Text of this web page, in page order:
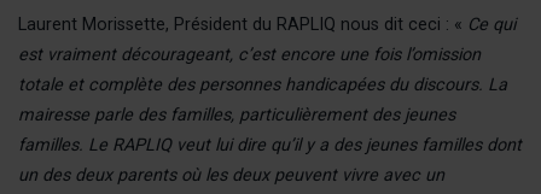
Laurent Morissette, Président du RAPLIQ nous dit ceci : « Ce qui
est vraiment décourageant, c’est encore une fois l’omission
totale et complète des personnes handicapées du discours. La
mairesse parle des familles, particulièrement des jeunes
familles. Le RAPLIQ veut lui dire qu’il y a des jeunes familles dont
un des deux parents où les deux peuvent vivre avec un